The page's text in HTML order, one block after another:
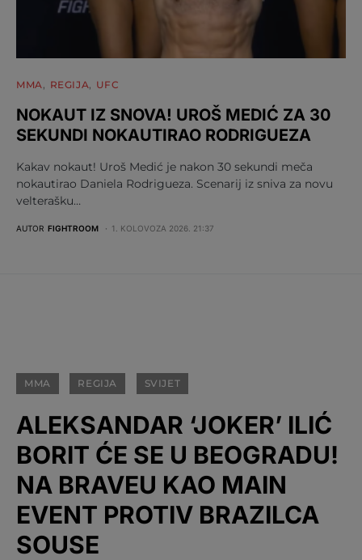
MMA REGIJA UFC
NOKAUT IZ SNOVA! UROŠ MEDIĆ ZA 30
SEKUNDI NOKAUTIRAO RODRIGUEZA
Kakav nokaut! Uroš Medić je nakon 30 sekundi meča
nokautirao Daniela Rodrigueza. Scenarij iz sniva za novu
velterašku…
AUTOR FIGHTROOM 1. KOLOVOZA 2026. 21:37
MMA REGIJA SVIJET
ALEKSANDAR ‘JOKER’ ILIĆ
BORIT ĆE SE U BEOGRADU!
NA BRAVEU KAO MAIN
EVENT PROTIV BRAZILCA
SOUSE